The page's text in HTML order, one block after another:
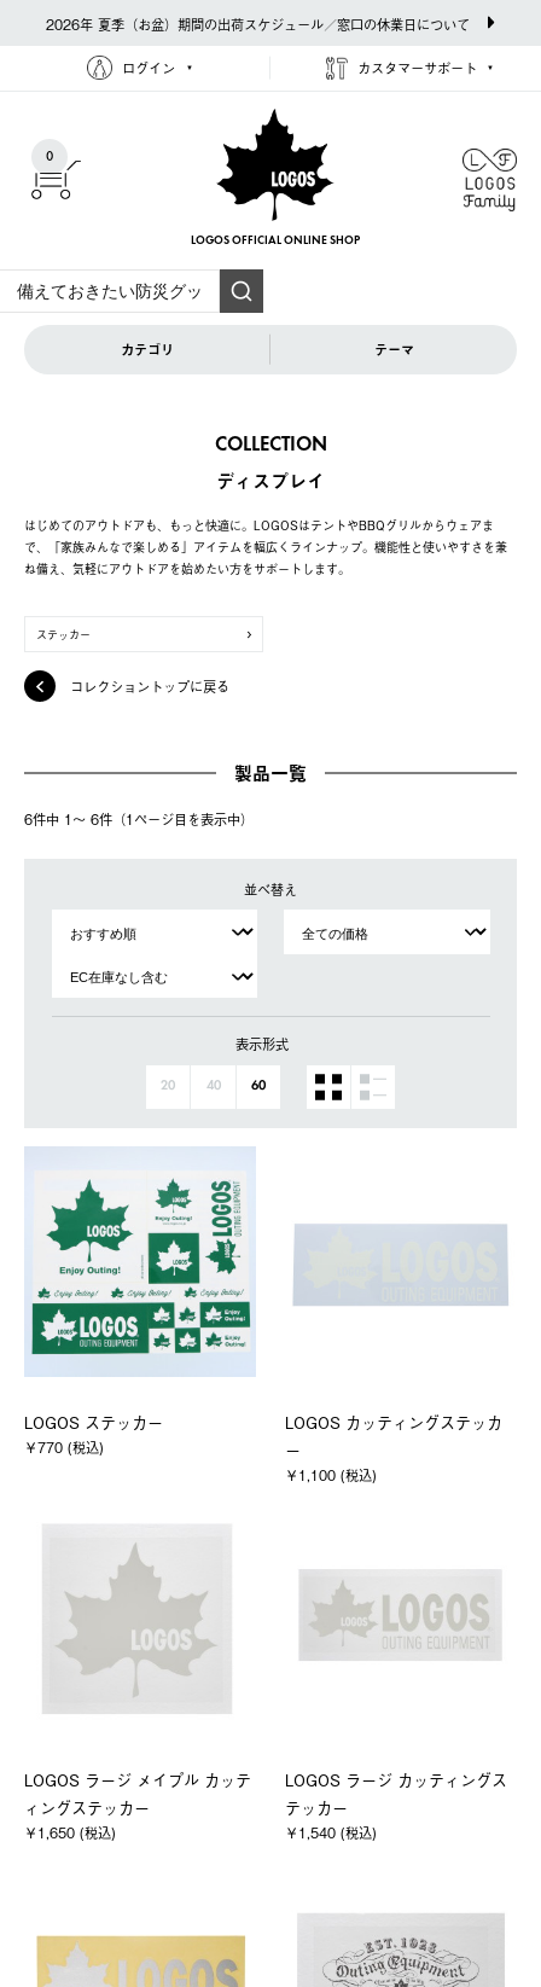
2026年 夏季（お盆）期間の出荷スケジュール／窓口の休業日について
ログイン カスタマーサポート
0
LOGOS OFFICIAL ONLINE SHOP
カテゴリ テーマ
COLLECTION
ディスプレイ
はじめてのアウトドアも、もっと快適に。LOGOSはテントやBBQグリルからウェアま
で、「家族みんなで楽しめる」アイテムを幅広くラインナップ。機能性と使いやすさを兼
ね備え、気軽にアウトドアを始めたい方をサポートします。
ステッカー
コレクショントップに戻る
製品一覧
6件中 1〜 6件（1ページ⽬を表⽰中）
並べ替え
表示形式
20 40 60
LOGOS ステッカー
￥770 (税込)
LOGOS カッティングステッカ
ー
￥1,100 (税込)
LOGOS ラージ メイプル カッテ
ィングステッカー
￥1,650 (税込)
LOGOS ラージ カッティングス
テッカー
￥1,540 (税込)